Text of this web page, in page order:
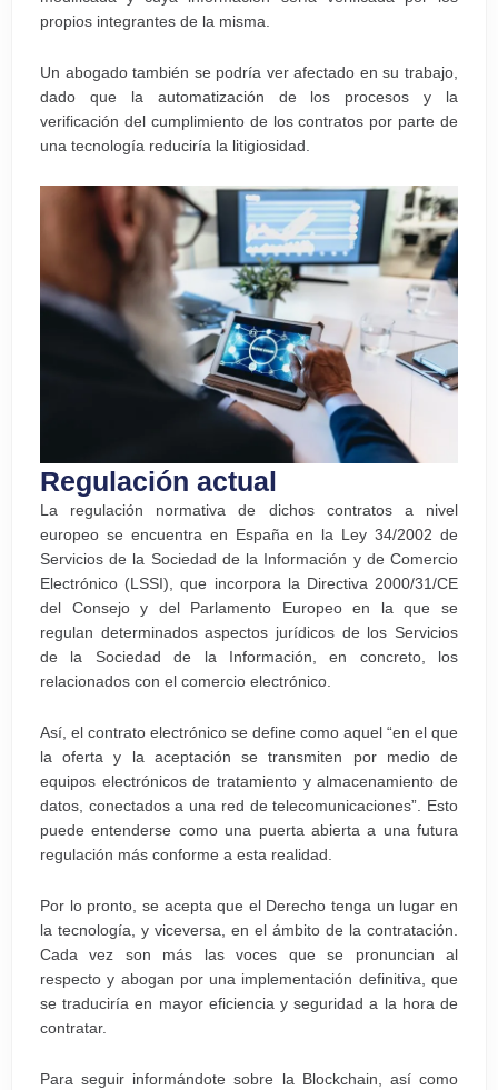
propios integrantes de la misma.
Un abogado también se podría ver afectado en su trabajo,
dado que la automatización de los procesos y la
verificación del cumplimiento de los contratos por parte de
una tecnología reduciría la litigiosidad.
Regulación actual
La regulación normativa de dichos contratos a nivel
europeo se encuentra en España en la Ley 34/2002 de
Servicios de la Sociedad de la Información y de Comercio
Electrónico (LSSI), que incorpora la Directiva 2000/31/CE
del Consejo y del Parlamento Europeo en la que se
regulan determinados aspectos jurídicos de los Servicios
de la Sociedad de la Información, en concreto, los
relacionados con el comercio electrónico.
Así, el contrato electrónico se define como aquel “en el que
la oferta y la aceptación se transmiten por medio de
equipos electrónicos de tratamiento y almacenamiento de
datos, conectados a una red de telecomunicaciones”. Esto
puede entenderse como una puerta abierta a una futura
regulación más conforme a esta realidad.
Por lo pronto, se acepta que el Derecho tenga un lugar en
la tecnología, y viceversa, en el ámbito de la contratación.
Cada vez son más las voces que se pronuncian al
respecto y abogan por una implementación definitiva, que
se traduciría en mayor eficiencia y seguridad a la hora de
contratar.
Para seguir informándote sobre la Blockchain, así como